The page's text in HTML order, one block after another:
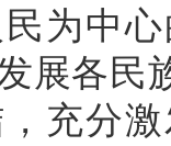
为中
展各民
充分